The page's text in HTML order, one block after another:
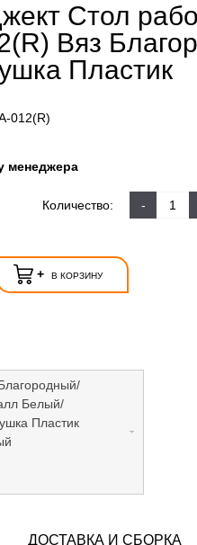
Стол
Вяз
Пластик
012(R)
менеджера
Количество: -
+ В КОРЗИНУ
Белый/
Пластик
ДОСТАВКА И СБОРКА